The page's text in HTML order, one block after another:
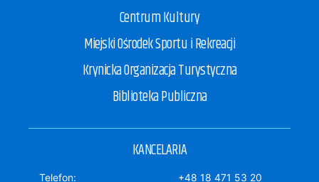
Centrum Kultury
Miejski Ośrodek Sportu i Rekreacji
Krynicka Organizacja Turystyczna
Biblioteka Publiczna
KANCELARIA
Telefon
+48 18 471 53 20